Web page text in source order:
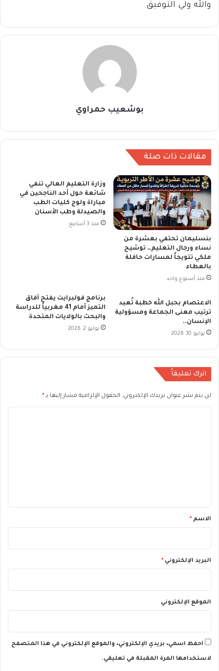
والله ولي التوفيق
بوشعيب حمراوي
مقالات ذات صلة
بنسليمان تحتفي بعشرة من
نساء ورجال التعليم… توشيح
ملكي تتويجاً لمسارات حافلة
بالعطاء
منذ أسبوع واحد
وزارة التعليم العالي تنفي
شائعة حول أحد الناجحين في
مباراة ولوج كليات الطب
والصيدلة وطب الأسنان
منذ 3 أسابيع
الاعتصام بحبل الله خطبة تُعيد
ترتيب معنى الجماعة ومسؤولية
الإنسان..
يوليو 10, 2026
برنامج فولبرايت يفتح آفاق
التميز أمام 41 مغربياً للدراسة
والبحث بالولايات المتحدة
يوليو 2, 2026
اترك تعليقاً
لن يتم نشر عنوان بريدك الإلكتروني. الحقول الإلزامية مشار إليها بـ *
*الاسم *
البريد الإلكتروني *
الموقع الإلكتروني
احفظ اسمي، بريدي الإلكتروني، والموقع الإلكتروني في هذا المتصفح
لاستخدامها المرة المقبلة في تعليقي.